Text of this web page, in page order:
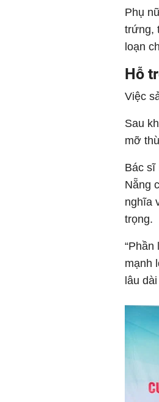
Phụ
trứng,
loạn
Hỗ
Việc
Sau
mỡ
Bác sĩ
Nẵng
nghĩa
trọng.
mạnh
lâu